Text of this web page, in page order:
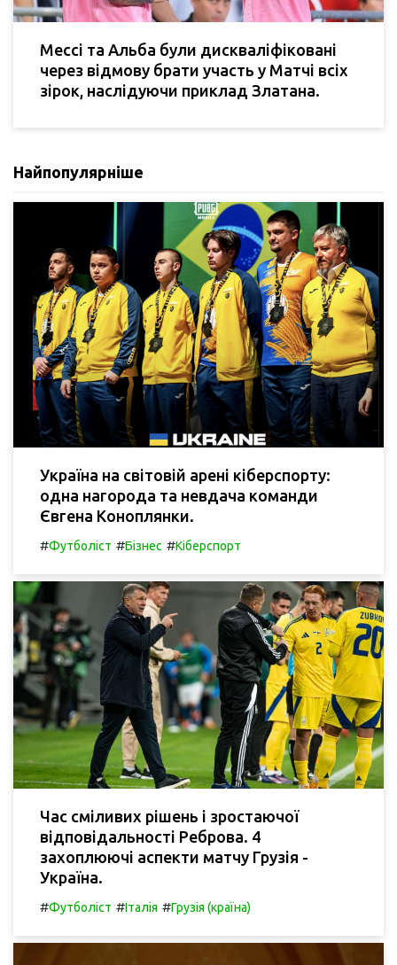
Мессі та Альба були дискваліфіковані
через відмову брати участь у Матчі всіх
зірок, наслідуючи приклад Златана.
Найпопулярніше
Україна на світовій арені кіберспорту:
одна нагорода та невдача команди
Євгена Коноплянки.
#Футболіст #Бізнес #Кіберспорт
Час сміливих рішень і зростаючої
відповідальності Реброва. 4
захоплюючі аспекти матчу Грузія -
Україна.
#Футболіст #Італія #Грузія (країна)